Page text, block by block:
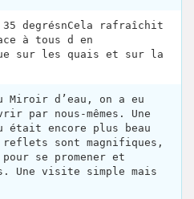
degrésnCela rafraîchit
à tous d en
sur les quais et sur la
Miroir d’eau, on a eu
par nous-mêmes. Une
encore plus beau
sont magnifiques,
se promener et
Une visite simple mais